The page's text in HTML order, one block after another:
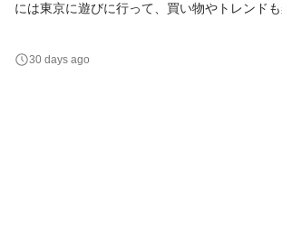
には東京に遊びに行って、買い物やトレンドも
いが丁度いい」 そんなあなたへ。 大好きな秩父で大切な家族や友
人と過ごす日々。 これを手放さずにエンジニ
30 days ago